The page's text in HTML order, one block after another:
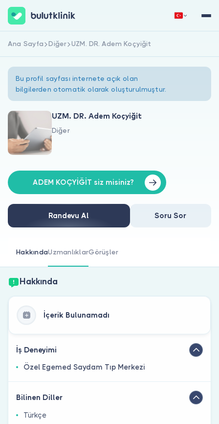
Hakkımızda
Doktorlar için
Doktor musunuz?
Hemen Kaydol Giriş Yap
Ana Sayfa Diğer UZM. DR. Adem Koçyiğit
Bu profil sayfası internete açık olan
bilgilerden otomatik olarak oluşturulmuştur.
UZM. DR. Adem Koçyiğit
Diğer
ADEM KOÇYİĞİT siz misiniz?
Randevu Al Soru Sor
HakkındaUzmanlıklarGörüşler
Hakkında
İçerik Bulunamadı
İş Deneyimi
Özel Egemed Saydam Tıp Merkezi
Bilinen Diller
Türkçe